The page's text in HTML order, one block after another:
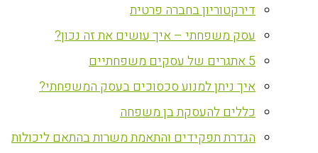
דירקטוריון בחברה פרטית
עסק משפחתי – איך עושים את זה נכון?
5 אתגרים של עסקים משפחתיים
איך ניתן למנוע סכסוכים בעסק המשפחתי?
כללים להעסקת בן משפחה
הגדרת תפקידים והתאמת משרות בהתאם ליכולות